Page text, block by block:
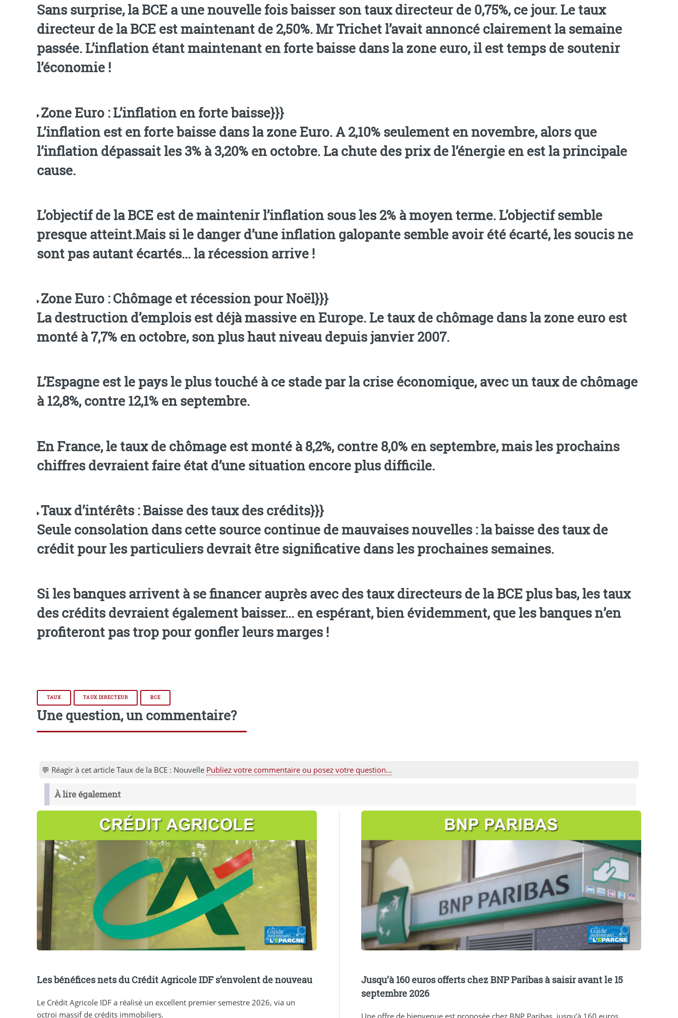
Sans surprise, la BCE a une nouvelle fois baisser son taux directeur de 0,75%, ce jour. Le taux
directeur de la BCE est maintenant de 2,50%. Mr Trichet l’avait annoncé clairement la semaine
passée. L’inflation étant maintenant en forte baisse dans la zone euro, il est temps de soutenir
l’économie !
Zone Euro : L’inflation en forte baisse}}}
L’inflation est en forte baisse dans la zone Euro. A 2,10% seulement en novembre, alors que
l’inflation dépassait les 3% à 3,20% en octobre. La chute des prix de l’énergie en est la principale
cause.
L’objectif de la BCE est de maintenir l’inflation sous les 2% à moyen terme. L’objectif semble
presque atteint.Mais si le danger d’une inflation galopante semble avoir été écarté, les soucis ne
sont pas autant écartés... la récession arrive !
Zone Euro : Chômage et récession pour Noël}}}
La destruction d’emplois est déjà massive en Europe. Le taux de chômage dans la zone euro est
monté à 7,7% en octobre, son plus haut niveau depuis janvier 2007.
L’Espagne est le pays le plus touché à ce stade par la crise économique, avec un taux de chômage
à 12,8%, contre 12,1% en septembre.
En France, le taux de chômage est monté à 8,2%, contre 8,0% en septembre, mais les prochains
chiffres devraient faire état d’une situation encore plus difficile.
Taux d’intérêts : Baisse des taux des crédits}}}
Seule consolation dans cette source continue de mauvaises nouvelles : la baisse des taux de
crédit pour les particuliers devrait être significative dans les prochaines semaines.
Si les banques arrivent à se financer auprès avec des taux directeurs de la BCE plus bas, les taux
des crédits devraient également baisser... en espérant, bien évidemment, que les banques n’en
profiteront pas trop pour gonfler leurs marges !
TAUX TAUX DIRECTEUR BCE
Une question, un commentaire?
💬 Réagir à cet article Taux de la BCE : Nouvelle Publiez votre commentaire ou posez votre question...
À lire également
Les bénéfices nets du Crédit Agricole IDF s’envolent de nouveau
Le Crédit Agricole IDF a réalisé un excellent premier semestre 2026, via un
octroi massif de crédits immobiliers.
Jusqu’à 160 euros offerts chez BNP Paribas à saisir avant le 15
septembre 2026
Une offre de bienvenue est proposée chez BNP Paribas, jusqu’à 160 euros